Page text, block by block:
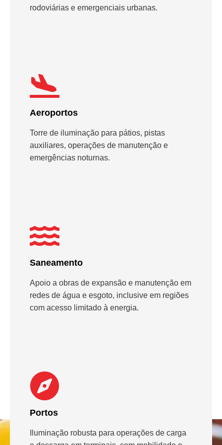
rodoviárias e emergenciais urbanas.
Aeroportos
Torre de iluminação para pátios, pistas
auxiliares, operações de manutenção e
emergências noturnas.
Saneamento
Apoio a obras de expansão e manutenção em
redes de água e esgoto, inclusive em regiões
com acesso limitado à energia.
Portos
Iluminação robusta para operações de carga